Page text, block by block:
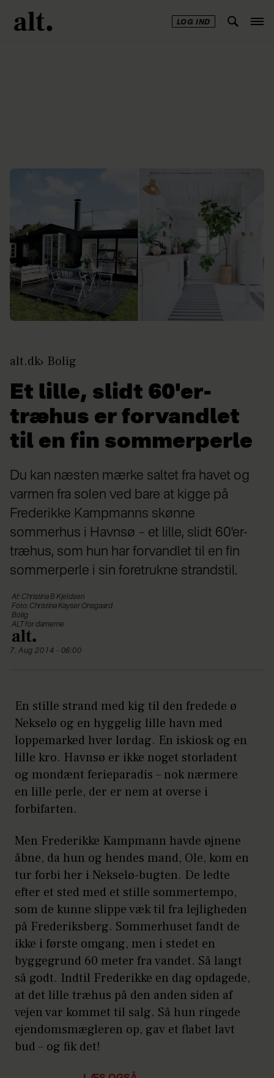
LOG IND
alt.dk Bolig
Et lille, slidt 60'er-
træhus er forvandlet
til en fin sommerperle
Du kan næsten mærke saltet fra havet og
varmen fra solen ved bare at kigge på
Frederikke Kampmanns skønne
sommerhus i Havnsø – et lille, slidt 60'er-
træhus, som hun har forvandlet til en fin
sommerperle i sin foretrukne strandstil.
Af: Christina B Kjeldsen
Foto: Christina Kayser Onsgaard
Bolig
ALT for damerne
7. Aug 2014 - 06:00
En stille strand med kig til den fredede ø
Nekselø og en hyggelig lille havn med
loppemarked hver lørdag. En iskiosk og en
lille kro. Havnsø er ikke noget storladent
og mondænt ferieparadis – nok nærmere
en lille perle, der er nem at overse i
forbifarten.
Men Frederikke Kampmann havde øjnene
åbne, da hun og hendes mand, Ole, kom en
tur forbi her i Nekselø-bugten. De ledte
efter et sted med et stille sommertempo,
som de kunne slippe væk til fra lejligheden
på Frederiksberg. Sommerhuset fandt de
ikke i første omgang, men i stedet en
byggegrund 60 meter fra vandet. Så langt
så godt. Indtil Frederikke en dag opdagede,
at det lille træhus på den anden siden af
vejen var kommet til salg. Så hun ringede
ejendomsmægleren op, gav et flabet lavt
bud – og fik det!